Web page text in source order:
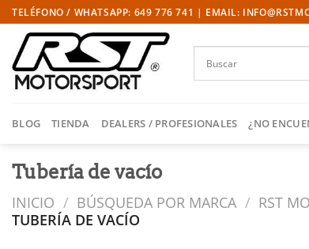
Saltar
al
contenido
TELÉFONO / WHATSAPP: 649 776 741 | EMAIL:
BLOG TIENDA DEALERS / PROFESIONALES ¿NO
Tubería de vacío
INICIO / BÚSQUEDA POR MARCA / RST
TUBERÍA DE VACÍO